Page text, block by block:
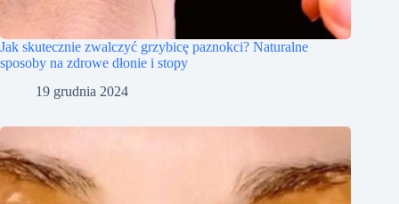
Jak skutecznie zwalczyć grzybicę paznokci? Naturalne
sposoby na zdrowe dłonie i stopy
19 grudnia 2024